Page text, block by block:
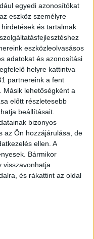
egyedi azonosítókat
eszköz személyre
és tartalmak
eszközleolvasásos
adatokat és azonosítási
helyre kattintva
partnereink a fent
Másik lehetőségként a
előtt részletesebb
beállításait.
bizonyos
az Ön hozzájárulása, de
ellen. A
Bármikor
visszavonhatja
és rákattint az oldal
– 19:00 óra között a
a Joint Venture
social media
élő közvetítése
amellyel a nézők
elleni küzdelmét
az
80 elismert
aktuális
szerint –